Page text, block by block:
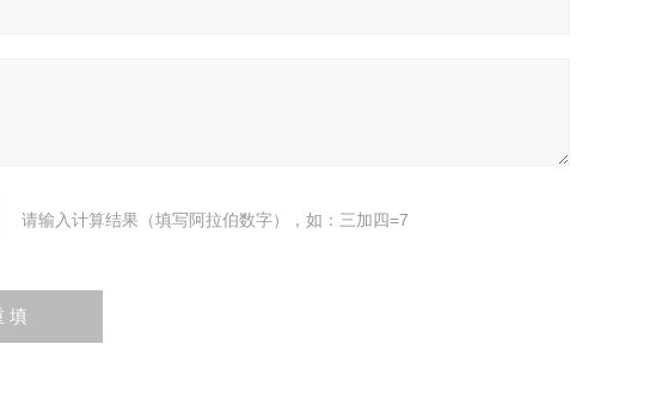
请输入计算结果（填写阿拉伯数字），如：三加四=7